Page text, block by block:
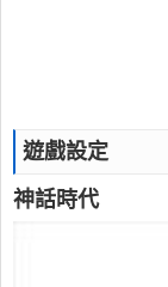
遊戲設定
神話時代